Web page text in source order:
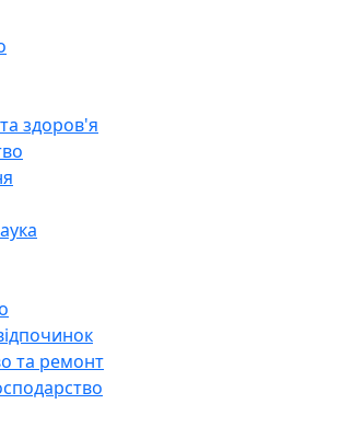
здоров'я
та ремонт